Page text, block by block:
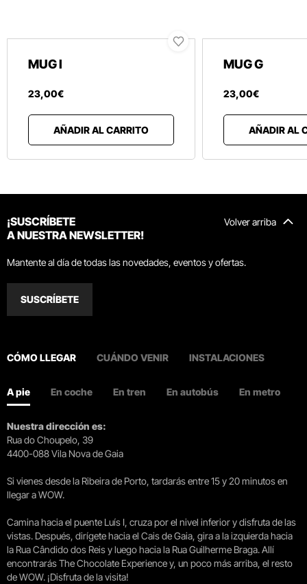
MUG I
23,00€
AÑADIR AL CARRITO
MUG G
23,00€
AÑADIR AL
Volver arriba
¡SUSCRÍBETE
A NUESTRA NEWSLETTER!
Mantente al día de todas las novedades, eventos y ofertas.
SUSCRÍBETE
CÓMO LLEGAR CUÁNDO VENIR INSTALACIONES
A pie En coche En tren En autobús En metro
Nuestra dirección es:
Rua do Choupelo, 39
4400-088 Vila Nova de Gaia
Si vienes desde la Ribeira de Porto, tardarás entre 15 y 20 minutos en
llegar a WOW.
Camina hacia el puente Luís I, cruza por el nivel inferior y disfruta de las
vistas. Después, dirígete hacia el Cais de Gaia, gira a la izquierda hacia
la Rua Cândido dos Reis y luego hacia la Rua Guilherme Braga. Allí
encontrarás The Chocolate Experience y, un poco más arriba, el resto
de WOW. ¡Disfruta de la visita!